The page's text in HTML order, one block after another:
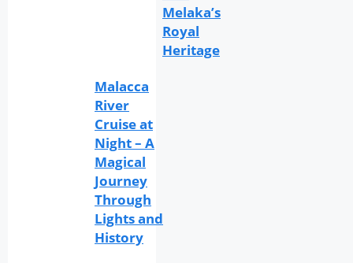
Melaka’s
Royal
Heritage
Malacca
River
Cruise at
Night – A
Magical
Journey
Through
Lights and
History